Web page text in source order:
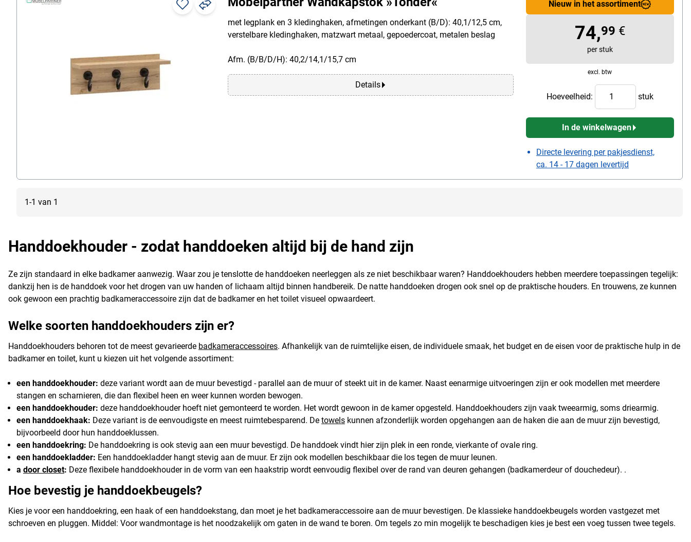
Vestibule meubelprogramma's
met legplank en 3 kledinghaken, afmetingen onderkant (B/D): 40,1/12,5 cm,
verstelbare kledinghaken, matzwart metaal, gepoedercoat, metalen beslag
Afm. (B/B/D/H): 40,2/14,1/15,7 cm
Details
Nieuw in het assortiment
74,99 €
per stuk
excl. btw
Hoeveelheid: stuk
In de winkelwagen
Directe levering per pakjesdienst,
ca. 14 - 17 dagen levertijd
1-1 van 1
Handdoekhouder - zodat handdoeken altijd bij de hand zijn
Ze zijn standaard in elke badkamer aanwezig. Waar zou je tenslotte de handdoeken neerleggen als ze niet beschikbaar waren? Handdoekhouders hebben meerdere toepassingen tegelijk:
dankzij hen is de handdoek voor het drogen van uw handen of lichaam altijd binnen handbereik. De natte handdoeken drogen ook snel op de praktische houders. En trouwens, ze kunnen
ook gewoon een prachtig badkameraccessoire zijn dat de badkamer en het toilet visueel opwaardeert.
Welke soorten handdoekhouders zijn er?
Handdoekhouders behoren tot de meest gevarieerde badkameraccessoires. Afhankelijk van de ruimtelijke eisen, de individuele smaak, het budget en de eisen voor de praktische hulp in de
badkamer en toilet, kunt u kiezen uit het volgende assortiment:
een handdoekhouder: deze variant wordt aan de muur bevestigd - parallel aan de muur of steekt uit in de kamer. Naast eenarmige uitvoeringen zijn er ook modellen met meerdere
stangen en scharnieren, die dan flexibel heen en weer kunnen worden bewogen.
een handdoekhouder: deze handdoekhouder hoeft niet gemonteerd te worden. Het wordt gewoon in de kamer opgesteld. Handdoekhouders zijn vaak tweearmig, soms driearmig.
een handdoekhaak: Deze variant is de eenvoudigste en meest ruimtebesparend. De towels kunnen afzonderlijk worden opgehangen aan de haken die aan de muur zijn bevestigd,
bijvoorbeeld door hun handdoeklussen.
een handdoekring: De handdoekring is ook stevig aan een muur bevestigd. De handdoek vindt hier zijn plek in een ronde, vierkante of ovale ring.
een handdoekladder: Een handdoekladder hangt stevig aan de muur. Er zijn ook modellen beschikbaar die los tegen de muur leunen.
a door closet: Deze flexibele handdoekhouder in de vorm van een haakstrip wordt eenvoudig flexibel over de rand van deuren gehangen (badkamerdeur of douchedeur). .
Hoe bevestig je handdoekbeugels?
Kies je voor een handdoekring, een haak of een handdoekstang, dan moet je het badkameraccessoire aan de muur bevestigen. De klassieke handdoekbeugels worden vastgezet met
schroeven en pluggen. Middel: Voor wandmontage is het noodzakelijk om gaten in de wand te boren. Om tegels zo min mogelijk te beschadigen kies je best een voeg tussen twee tegels.